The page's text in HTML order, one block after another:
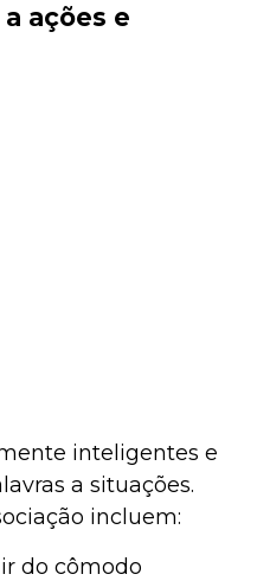
ações e
inteligentes e
a situações.
incluem:
do cômodo